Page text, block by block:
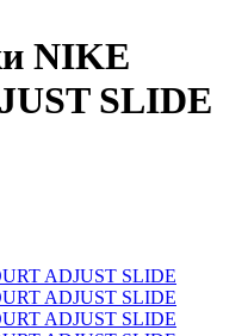
NIKE
SLIDE